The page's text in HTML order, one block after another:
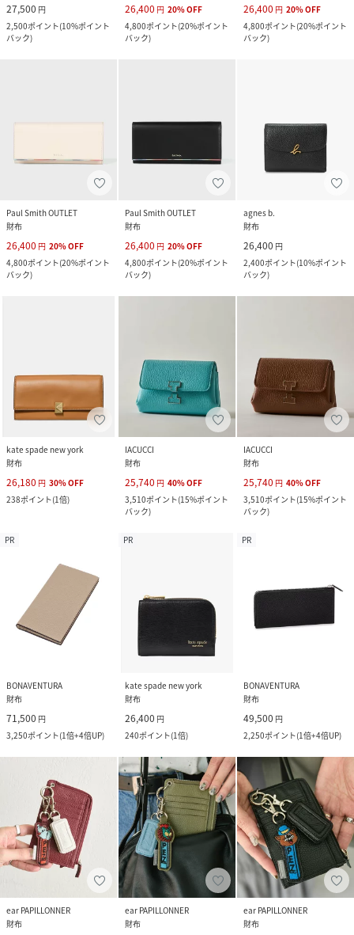
27,500 円
2,500ポイント(10%ポイント
バック)
26,400 円 20%OFF
4,800ポイント(20%ポイント
バック)
26,400 円 20%OFF
4,800ポイント(20%ポイント
バック)
Paul Smith OUTLET
財布
26,400 円 20%OFF
4,800ポイント(20%ポイント
バック)
Paul Smith OUTLET
財布
26,400 円 20%OFF
4,800ポイント(20%ポイント
バック)
agnes b.
財布
26,400 円
2,400ポイント(10%ポイント
バック)
kate spade new york
財布
26,180 円 30%OFF
238ポイント(1倍)
IACUCCI
財布
25,740 円 40%OFF
3,510ポイント(15%ポイント
バック)
IACUCCI
財布
25,740 円 40%OFF
3,510ポイント(15%ポイント
バック)
PR
BONAVENTURA
財布
71,500 円
3,250ポイント(1倍+4倍UP)
PR
kate spade new york
財布
26,400 円
240ポイント(1倍)
PR
BONAVENTURA
財布
49,500 円
2,250ポイント(1倍+4倍UP)
ear PAPILLONNER
財布
ear PAPILLONNER
財布
ear PAPILLONNER
財布